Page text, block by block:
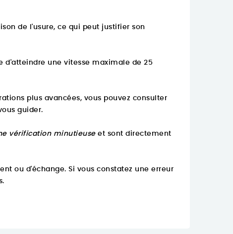
de l'usure, ce qui peut justifier son
d'atteindre une vitesse maximale de 25
plus avancées, vous pouvez consulter
guider.
vérification minutieuseet sont directement
ou d'échange. Si vous constatez une erreur